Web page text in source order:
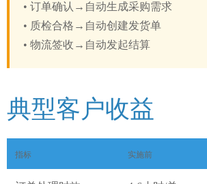
• 订单确认→自动生成采购需求
• 质检合格→自动创建发货单
• 物流签收→自动发起结算
典型客户收益
指标 实施前